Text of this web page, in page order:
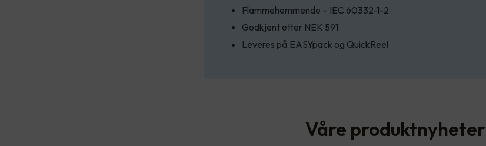
Flammehemmende – IEC 60332-1-2
Godkjent etter NEK 591
Leveres på EASYpack og QuickReel
Våre produktnyheter